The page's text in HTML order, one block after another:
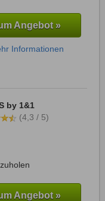
Angebot »
Informationen
by 1&1
(4,3 / 5)
Angebot »